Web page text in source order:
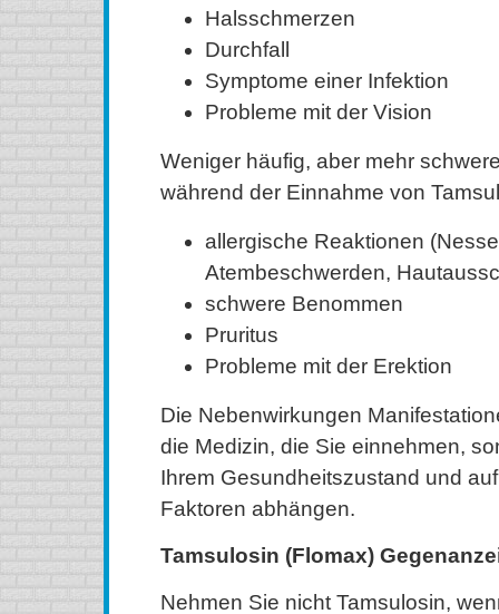
Halsschmerzen
Durchfall
Symptome einer Infektion
Probleme mit der Vision
Weniger häufig, aber mehr
während der Einnahme von
allergische Reaktionen
Atembeschwerden,
schwere Benommen
Pruritus
Probleme mit der Erektion
Die Nebenwirkungen
die Medizin, die Sie einnehmen,
Ihrem Gesundheitszustand und
Faktoren abhängen.
Tamsulosin (Flomax)
Nehmen Sie nicht Tamsulosin,